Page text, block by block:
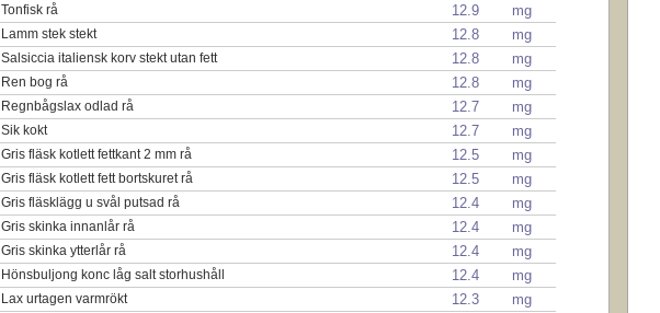
Tonfisk rå 12.9
mg
Lamm stek stekt 12.8
mg
Salsiccia italiensk korv stekt utan fett 12.8
mg
Ren bog rå 12.8
mg
Regnbågslax odlad rå 12.7
mg
Sik kokt 12.7
mg
Gris fläsk kotlett fettkant 2 mm rå 12.5
mg
Gris fläsk kotlett fett bortskuret rå 12.5
mg
Gris fläsklägg u svål putsad rå 12.4
mg
Gris skinka innanlår rå 12.4
mg
Gris skinka ytterlår rå 12.4
mg
Hönsbuljong konc låg salt storhushåll 12.4
mg
Lax urtagen varmrökt 12.3
mg